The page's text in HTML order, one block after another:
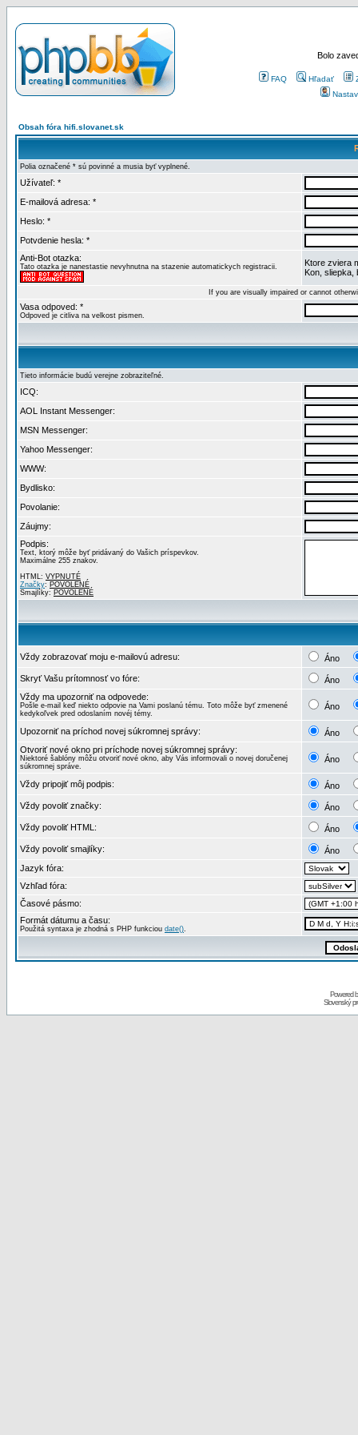
Bolo
FAQ Hľadať
Obsah fóra hifi.slovanet.sk
Polia označené * sú povinné a musia byť vyplnené.
Užívateľ: *
E-mailová adresa: *
Heslo: *
Potvdenie hesla: *
Anti-Bot otazka:
Tato otazka je nanestastie nevyhnutna na stazenie automatickych registracii.
Ktore zviera
Kon, sliepka,
If you are visually impaired or cannot
Vasa odpoved: *
Odpoved je citliva na velkost pismen.
Tieto informácie budú verejne zobraziteľné.
ICQ:
AOL Instant Messenger:
MSN Messenger:
Yahoo Messenger:
WWW:
Bydlisko:
Povolanie:
Záujmy:
Podpis:
Text, ktorý môže byť pridávaný do Vašich príspevkov.
Maximálne 255 znakov.
HTML: VYPNUTÉ
Značky: POVOLENÉ
Smajlíky: POVOLENÉ
Vždy zobrazovať moju e-mailovú adresu: Áno
Skryť Vašu prítomnosť vo fóre:
Áno
Vždy ma upozorniť na odpovede:
Pošle e-mail keď niekto odpovie na Vami poslanú tému. Toto môže byť zmenené
kedykoľvek pred odoslaním novéj témy.
Áno
Upozorniť na príchod novej súkromnej správy:
Áno
Otvoriť nové okno pri príchode novej súkromnej správy:
Niektoré šablóny môžu otvoriť nové okno, aby Vás informovali o novej doručenej
súkromnej správe.
Áno
Vždy pripojiť môj podpis: Áno
Vždy povoliť značky: Áno
Vždy povoliť HTML: Áno
Vždy povoliť smajlíky:
Áno
Jazyk fóra:
Vzhľad fóra:
Časové pásmo:
Formát dátumu a času:
Použitá syntaxa je zhodná s PHP funkciou date().
Powered
Slovenský